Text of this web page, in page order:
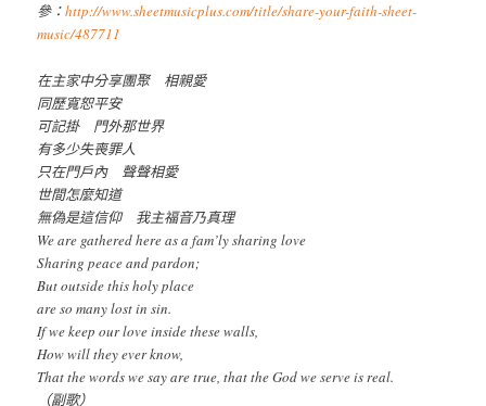
參：http://www.sheetmusicplus.com/title/share-your-faith-sheet-
music/487711
在主家中分享團聚 相親愛
同歷寬恕平安
可記掛 門外那世界
有多少失喪罪人
只在門戶內 聲聲相愛
世間怎麼知道
無偽是這信仰 我主福音乃真理
We are gathered here as a fam’ly sharing love
Sharing peace and pardon;
But outside this holy place
are so many lost in sin.
If we keep our love inside these walls,
How will they ever know,
That the words we say are true, that the God we serve is real.
（副歌）